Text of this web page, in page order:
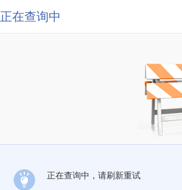
正在查询中
正在查询中，请刷新重试